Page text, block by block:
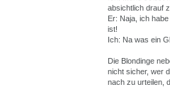
absichtlich drauf
Er: Naja, ich
ist!
Ich: Na was ein
Die Blondinge
nicht sicher, wer
nach zu urteilen,